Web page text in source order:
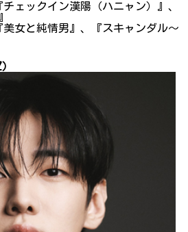
ェックイン漢陽（ハニャン）』、
女と純情男』、『スキャンダル～